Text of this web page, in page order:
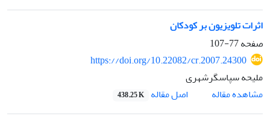
اثرات تلویزیون بر کودکان
صفحه77-107
https://doi.org/10.22082/cr.2007.24300
ملیحه سپاسگرشهری
مشاهده مقاله
اصل مقاله 438.25 K